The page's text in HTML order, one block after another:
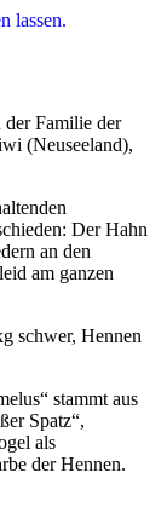
Familie der
(Neuseeland),
Der Hahn
an den
am ganzen
schwer, Hennen
stammt aus
Spatz“,
als
der Hennen.